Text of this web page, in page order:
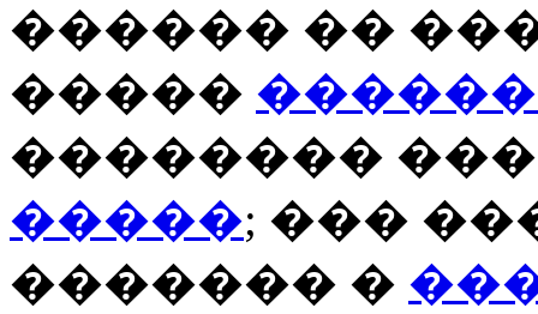
������ ��
�����
��������
�����; ���
������� �